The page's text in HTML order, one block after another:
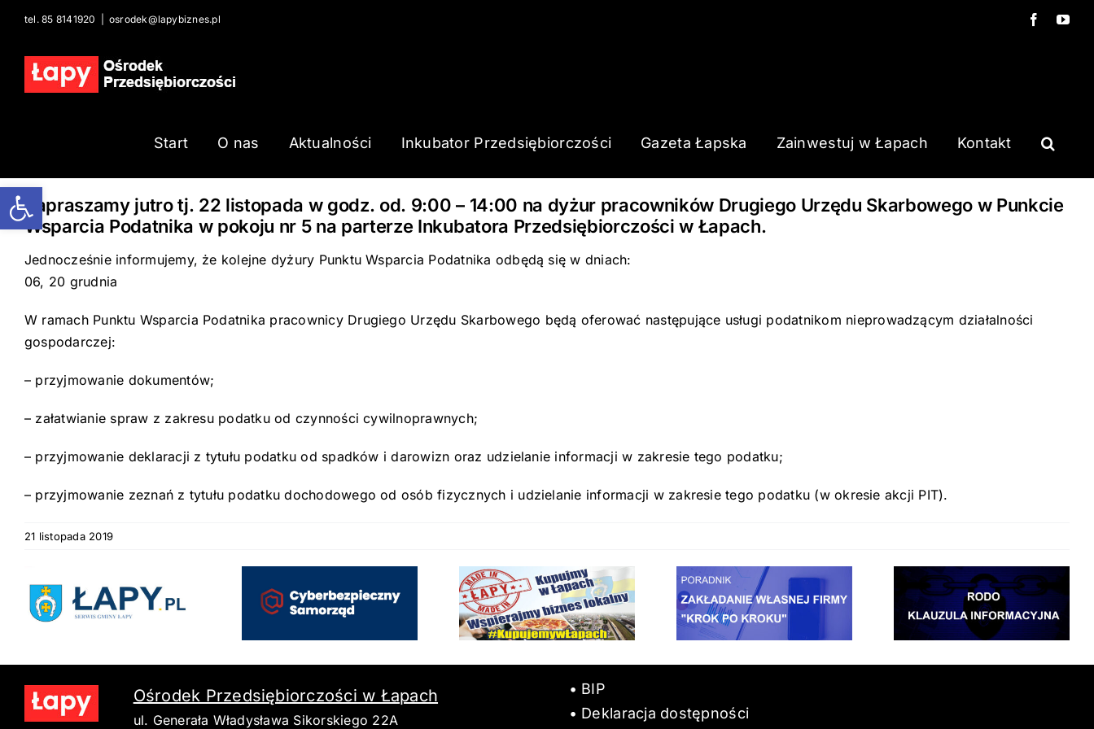
Open toolbar
content
tel. 85 8141920 osrodek@lapybiznes.pl Facebook
Start O nas Aktualności Inkubator Przedsiębiorczości Gazeta Łapska Zainwestuj w Łapach Kontakt
Zapraszamy jutro tj. 22 listopada w godz. od. 9:00 – 14:00 na dyżur pracowników Drugiego Urzędu Skarbowego w Punkcie
Wsparcia Podatnika w pokoju nr 5 na parterze Inkubatora Przedsiębiorczości w Łapach.
Jednocześnie informujemy, że kolejne dyżury Punktu Wsparcia Podatnika odbędą się w dniach:
06, 20 grudnia
W ramach Punktu Wsparcia Podatnika pracownicy Drugiego Urzędu Skarbowego będą oferować następujące usługi podatnikom nieprowadzącym działalności
gospodarczej:
– przyjmowanie dokumentów;
– załatwianie spraw z zakresu podatku od czynności cywilnoprawnych;
– przyjmowanie deklaracji z tytułu podatku od spadków i darowizn oraz udzielanie informacji w zakresie tego podatku;
– przyjmowanie zeznań z tytułu podatku dochodowego od osób fizycznych i udzielanie informacji w zakresie tego podatku (w okresie akcji PIT).
21 listopada 2019
Ośrodek Przedsiębiorczości w Łapach
ul. Generała Władysława Sikorskiego 22A
BIP
Deklaracja dostępności